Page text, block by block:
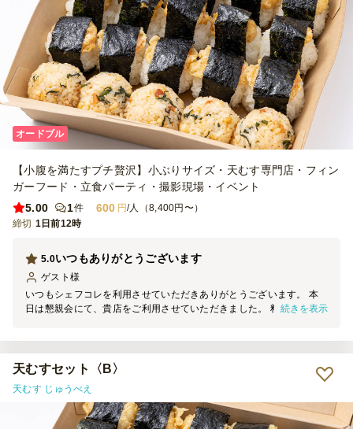
オードブル
【小腹を満たすプチ贅沢】小ぶりサイズ・天むす専門店・フィン
ガーフード・立食パーティ・撮影現場・イベント
5.00
1件 600 円/人（8,400円〜）
締切 1日前12時
いつもありがとうございます
5.0
ゲスト 様
いつもシェフコレを利用させていただきありがとうございます。 本
日は懇親会にて、貴店をご利用させていただきました。 料理の見た
続きを表示
天むすセット〈B〉
天むす じゅうべえ